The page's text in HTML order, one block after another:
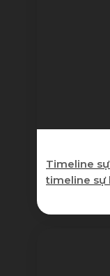
Timeline
timeline sự